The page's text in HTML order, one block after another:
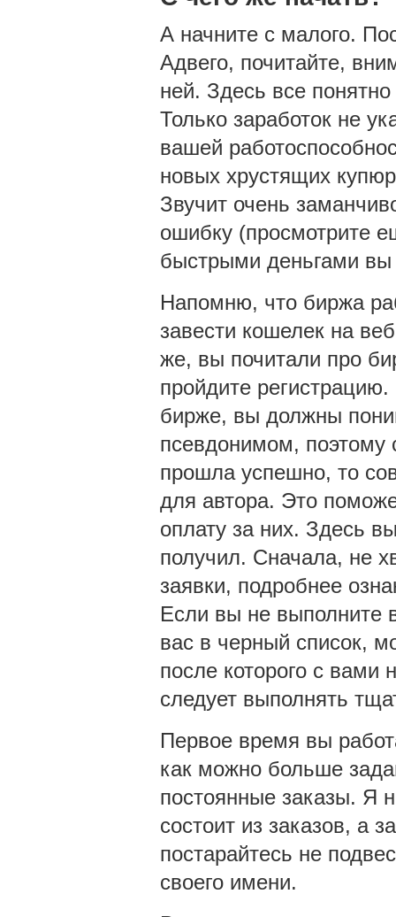
А начните с малого.
Адвего, почитайте,
ней. Здесь все
Только заработок не
вашей
новых хрустящих
Звучит очень
ошибку (просмотрите
быстрыми деньгами вы
Напомню, что биржа
завести кошелек на
же, вы почитали про
пройдите
бирже, вы должны
псевдонимом, поэтому
прошла успешно, то
для автора. Это
оплату за них. Здесь
получил. Сначала, не
заявки, подробнее
Если вы не выполните
вас в черный список,
после которого с вами
следует выполнять
Первое время вы
как можно больше
постоянные заказы.
состоит из заказов, а
постарайтесь не
своего имени.